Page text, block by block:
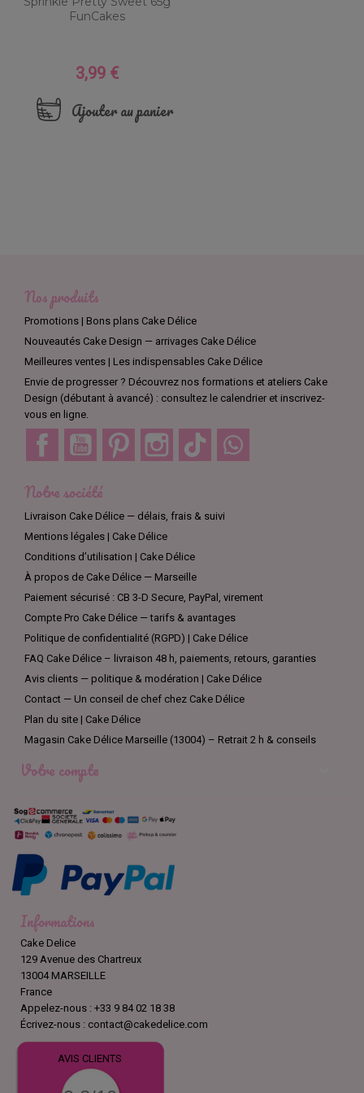
FunCakes
Prix
3,99 €
Ajouter au panier
Nos produits
Promotions | Bons plans Cake Délice
Nouveautés Cake Design — arrivages Cake Délice
Meilleures ventes | Les indispensables Cake Délice
Envie de progresser ? Découvrez nos formations et ateliers Cake
Design (débutant à avancé) : consultez le calendrier et inscrivez-
vous en ligne.
Facebook YouTube Pinterest Instagram TikTok
Notre société
Livraison Cake Délice — délais, frais & suivi
Mentions légales | Cake Délice
Conditions d’utilisation | Cake Délice
À propos de Cake Délice — Marseille
Paiement sécurisé : CB 3-D Secure, PayPal, virement
Compte Pro Cake Délice — tarifs & avantages
Politique de confidentialité (RGPD) | Cake Délice
FAQ Cake Délice – livraison 48 h, paiements, retours, garanties
Avis clients — politique & modération | Cake Délice
Contact — Un conseil de chef chez Cake Délice
Plan du site | Cake Délice
Magasin Cake Délice Marseille (13004) – Retrait 2 h & conseils
Votre compte
Informations
Cake Delice
129 Avenue des Chartreux
13004 MARSEILLE
France
Appelez-nous : +33 9 84 02 18 38
Écrivez-nous : contact@cakedelice.com
AVIS CLIENTS